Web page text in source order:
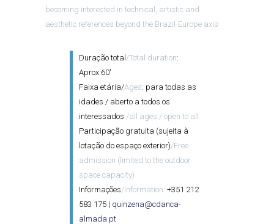
becoming interested in technical, artistic and
aesthetic references beyond the Brazil-Europe axis
Duração total /Total duration:
Aprox.60′
Faixa etária/Ages: para todas as
idades / aberto a todos os
interessados /all ages / open to all
Participação gratuita (sujeita à
lotação do espaço exterior)/Free
admission (limited to the outdoor
space capacity)
Informações/Information: +351 212
583 175 | quinzena@cdanca-
almada.pt